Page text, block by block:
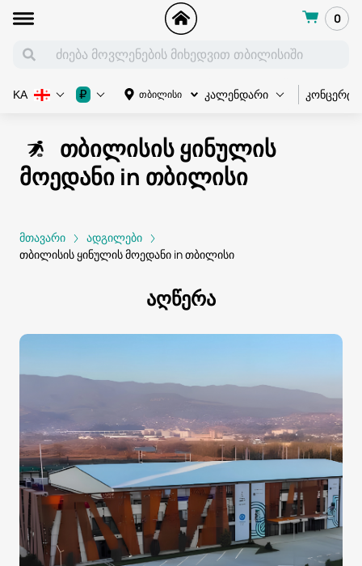
0
თბილისი კალენდარი კონცერტი
KA ₽
თბილისის ყინულის
მოედანი in თბილისი
მთავარი
ადგილები
თბილისის ყინულის მოედანი in თბილისი
აღწერა